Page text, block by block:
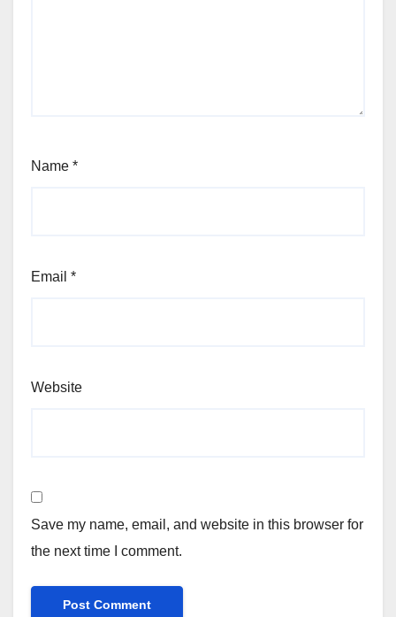
Name *
Email *
Website
Save my name, email, and website in this browser for
the next time I comment.